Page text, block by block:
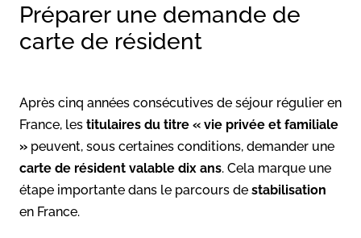
Préparer une demande de
carte de résident
Après cinq années consécutives de séjour régulier en
France, les titulaires du titre « vie privée et familiale
» peuvent, sous certaines conditions, demander une
carte de résident valable dix ans. Cela marque une
étape importante dans le parcours de stabilisation
en France.